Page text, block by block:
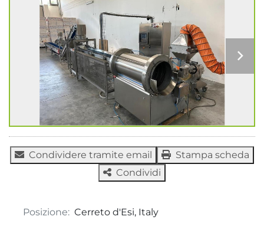
Condividere tramite email
Stampa scheda
Condividi
Posizione: Cerreto d'Esi, Italy